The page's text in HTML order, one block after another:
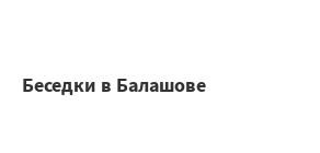
Беседки в Балашове